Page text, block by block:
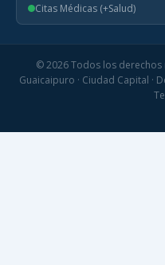
Citas Médicas (+Salud)
© 2026 Todos los derechos
Guaicaipuro · Ciudad Capital ·